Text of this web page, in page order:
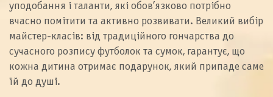
уподобання і таланти, які обов’язково потрібно
вчасно помітити та активно розвивати. Великий вибір
майстер-класів: від традиційного гончарства до
сучасного розпису футболок та сумок, гарантує, що
кожна дитина отримає подарунок, який припаде саме
їй до душі.